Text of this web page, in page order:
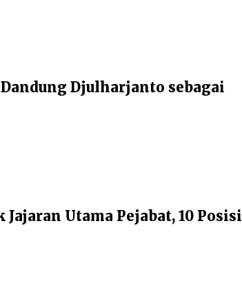
Djulharjanto sebagai
Utama Pejabat, 10 Posisi